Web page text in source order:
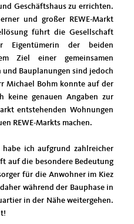
Geschäftshaus zu errichten.
und großer REWE-Markt
führt die Gesellschaft
Eigentümerin der beiden
Ziel einer gemeinsamen
und Bauplanungen sind jedoch
Michael Bohm konnte auf der
keine genauen Angaben zur
entstehenden Wohnungen
REWE-Markts machen.
ich aufgrund zahlreicher
auf die besondere Bedeutung
für die Anwohner im Kiez
während der Bauphase in
in der Nähe weitergehen.